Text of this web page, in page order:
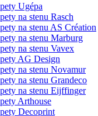
Ugépa
na stenu Rasch
na stenu AS Création
na stenu Marburg
na stenu Vavex
AG Design
na stenu Novamur
na stenu Grandeco
na stenu Eijffinger
Arthouse
Decoprint